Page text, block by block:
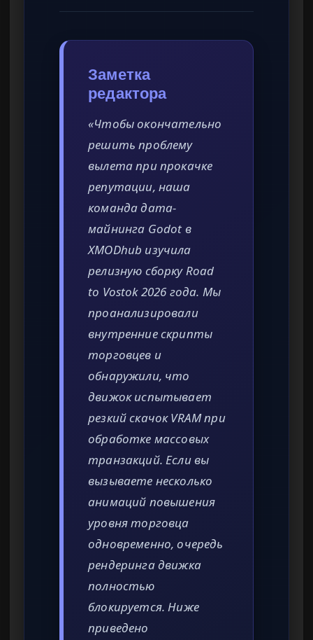
Заметка
редактора
«Чтобы окончательно
решить проблему
вылета при прокачке
репутации, наша
команда дата-
майнинга Godot в
XMODhub изучила
релизную сборку Road
to Vostok 2026 года. Мы
проанализировали
внутренние скрипты
торговцев и
обнаружили, что
движок испытывает
резкий скачок VRAM при
обработке массовых
транзакций. Если вы
вызываете несколько
анимаций повышения
уровня торговца
одновременно, очередь
рендеринга движка
полностью
блокируется. Ниже
приведено